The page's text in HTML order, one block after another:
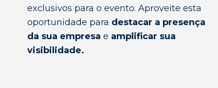
exclusivos para o evento. Aproveite esta
oportunidade para destacar a presença
da sua empresa e amplificar sua
visibilidade.